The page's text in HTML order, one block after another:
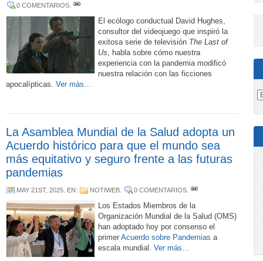
0 COMENTARIOS
El ecólogo conductual David Hughes,
consultor del videojuego que inspiró la
exitosa serie de televisión The Last of
Us, habla sobre cómo nuestra
experiencia con la pandemia modificó
nuestra relación con las ficciones
apocalípticas. Ver más…
La Asamblea Mundial de la Salud adopta un
Acuerdo histórico para que el mundo sea
más equitativo y seguro frente a las futuras
pandemias
MAY 21ST, 2025 . EN: NOTIWEB 0 COMENTARIOS
Los Estados Miembros de la
Organización Mundial de la Salud (OMS)
han adoptado hoy por consenso el
primer Acuerdo sobre Pandemias a
escala mundial. Ver más…